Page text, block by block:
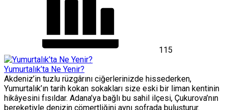
115
Yumurtalık’ta Ne Yenir?
Akdeniz’in tuzlu rüzgârını ciğerlerinizde hissederken,
Yumurtalık’ın tarih kokan sokakları size eski bir liman kentinin
hikâyesini fısıldar. Adana’ya bağlı bu sahil ilçesi, Çukurova’nın
bereketiyle denizin cömertliğini aynı sofrada buluşturur.